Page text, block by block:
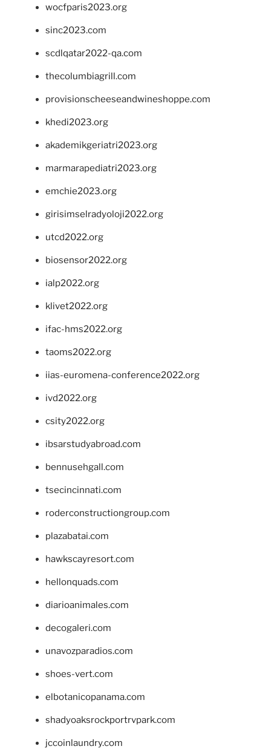
wocfparis2023.org
sinc2023.com
scdlqatar2022-qa.com
thecolumbiagrill.com
provisionscheeseandwineshoppe.com
khedi2023.org
akademikgeriatri2023.org
marmarapediatri2023.org
emchie2023.org
girisimselradyoloji2022.org
utcd2022.org
biosensor2022.org
ialp2022.org
klivet2022.org
ifac-hms2022.org
taoms2022.org
iias-euromena-conference2022.org
ivd2022.org
csity2022.org
ibsarstudyabroad.com
bennusehgall.com
tsecincinnati.com
roderconstructiongroup.com
plazabatai.com
hawkscayresort.com
hellonquads.com
diarioanimales.com
decogaleri.com
unavozparadios.com
shoes-vert.com
elbotanicopanama.com
shadyoaksrockportrvpark.com
jccoinlaundry.com